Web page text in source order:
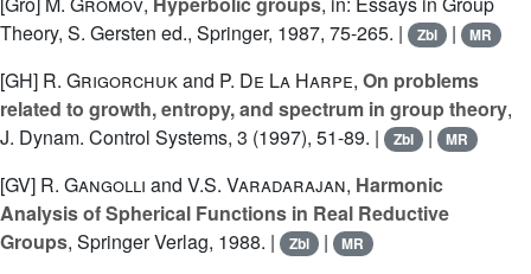
Theory, S. Gersten ed., Springer, 1987, 75-265. |
Zbl | MR
[GH] R. Grigorchukand P. De La Harpe, On problems
related to growth, entropy, and spectrum in group theory,
J. Dynam. Control Systems, 3 (1997), 51-89. |
Zbl | MR
[GV] R. Gangolli and V.S. Varadarajan, Harmonic
Analysis of Spherical Functions in Real Reductive
Groups, Springer Verlag, 1988. | Zbl | MR